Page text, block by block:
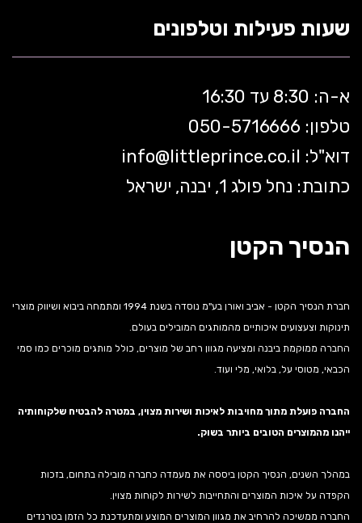
שעות פעילות וטלפונים
א-ה: 8:30 עד 16:30
טלפון: 050-5 716666
דוא"ל:
info@littleprince.co.il
כתובת: נחל פולג 1, יבנה, ישראל
הנסיך הקטן
חברת הנסיך הקטן - אביב ואורן בע"מ נוסדה בשנת 1994 ומתמחה ביבוא ושיווק מוצרי
תינוקות וצעצועים איכותיים מהמותגים המובילים בעולם.
החברה ממוקמת ביבנה ומציעה מגוון רחב של מוצרים, כולל מותגים מוכרים כמו סמי
הכבאי, מטוסי על, בלואי, מלי ועוד.
החברה פועלת מתוך מחויבות לאיכות ושירות מצוין, במטרה להבטיח שלקוחותיה
ייהנו מהמוצרים הטובים ביותר בשוק.
במהלך השנים, הנסיך הקטן ביססה את מעמדה כחברה מובילה בתחום, בזכות
הקפדה על איכות המוצרים והתחייבות לשירות לקוחות מצוין.
החברה ממשיכה להרחיב את מגוון המוצרים המוצע ומתעדכנת כל הזמן בטרנדים